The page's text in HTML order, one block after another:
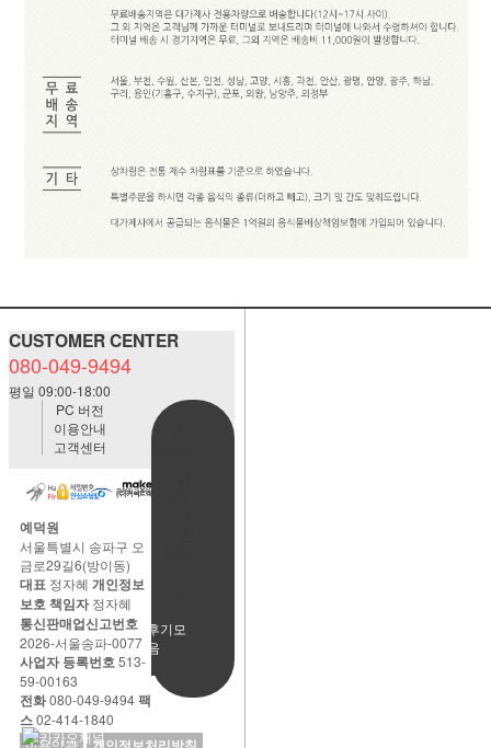
CUSTOMER CENTER
080-049-9494
평일 09:00-18:00
사용후기모
음
PC 버전
이용안내
고객센터
예덕원
서울특별시 송파구 오
금로29길6(방이동)
대표 정자혜 개인정보
보호 책임자정자혜
통신판매업신고번호
2026-서울송파-0077
사업자 등록번호513-
59-00163
전화080-049-9494팩
스02-414-1840
이용약관